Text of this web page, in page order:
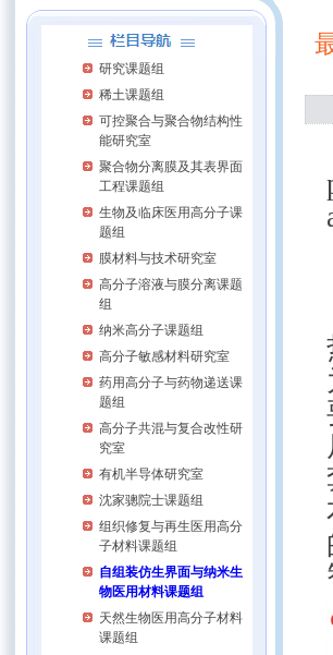
研究课题组
稀土课题组
可控聚合与聚合物结构性
能研究室
聚合物分离膜及其表界面
工程课题组
生物及临床医用高分子课
题组
膜材料与技术研究室
高分子溶液与膜分离课题
组
纳米高分子课题组
高分子敏感材料研究室
药用高分子与药物递送课
题组
高分子共混与复合改性研
究室
有机半导体研究室
沈家骢院士课题组
组织修复与再生医用高分
子材料课题组
自组装仿生界面与纳米生
物医用材料课题组
天然生物医用高分子材料
课题组